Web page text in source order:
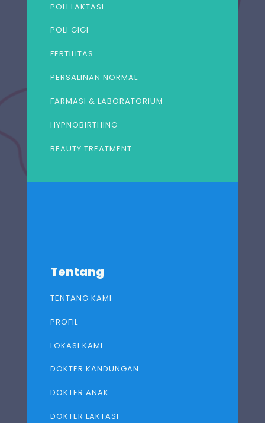
POLI LAKTASI
POLI GIGI
FERTILITAS
PERSALINAN NORMAL
FARMASI & LABORATORIUM
HYPNOBIRTHING
BEAUTY TREATMENT
Tentang
TENTANG KAMI
PROFIL
LOKASI KAMI
DOKTER KANDUNGAN
DOKTER ANAK
DOKTER LAKTASI